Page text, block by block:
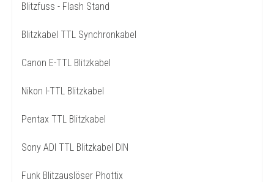
Blitzfuss - Flash Stand
Blitzkabel TTL Synchronkabel
Canon E-TTL Blitzkabel
Nikon I-TTL Blitzkabel
Pentax TTL Blitzkabel
Sony ADI TTL Blitzkabel DIN
Funk Blitzauslöser Phottix